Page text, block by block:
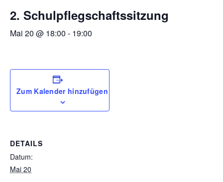
2. Schulpflegschaftssitzung
Mai 20 @ 18:00 - 19:00
Zum Kalender hinzufügen
DETAILS
Datum:
Mai 20